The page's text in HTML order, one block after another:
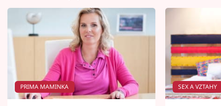
PRIMA MAMINKA SEX A VZTAHY